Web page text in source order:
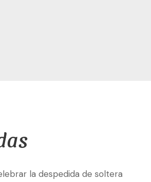
la despedida de soltera